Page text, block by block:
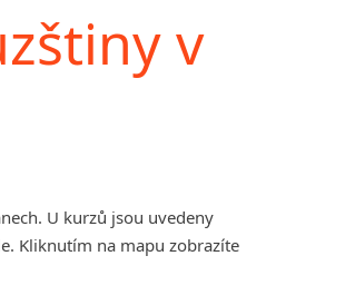
v
U kurzů jsou uvedeny
Kliknutím na mapu zobrazíte